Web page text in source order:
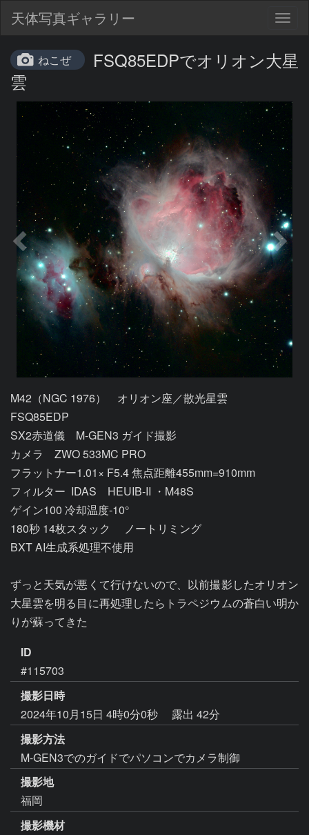
天体写真ギャラリー
ねこぜ
FSQ85EDPでオリオン大星
雲
M42（NGC 1976）　オリオン座／散光星雲
FSQ85EDP
SX2赤道儀　M-GEN3 ガイド撮影
カメラ　ZWO 533MC PRO
フラットナー1.01× F5.4 焦点距離455mm=910mm
フィルター  IDAS　HEUIB-II ・M48S
ゲイン100 冷却温度-10°
180秒 14枚スタック　 ノートリミング
BXT AI生成系処理不使用
ずっと天気が悪くて行けないので、以前撮影したオリオン
大星雲を明る目に再処理したらトラペジウムの蒼白い明か
りが蘇ってきた
ID
#115703
撮影日時
2024年10月15日 4時0分0秒
露出 42分
撮影方法
M-GEN3でのガイドでパソコンでカメラ制御
撮影地
福岡
撮影機材